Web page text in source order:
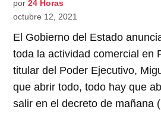
por 24 Horas
octubre 12, 2021
El Gobierno del Estado
toda la actividad comercial en
titular del Poder Ejecutivo,
que abrir todo, todo hay que
salir en el decreto de mañana